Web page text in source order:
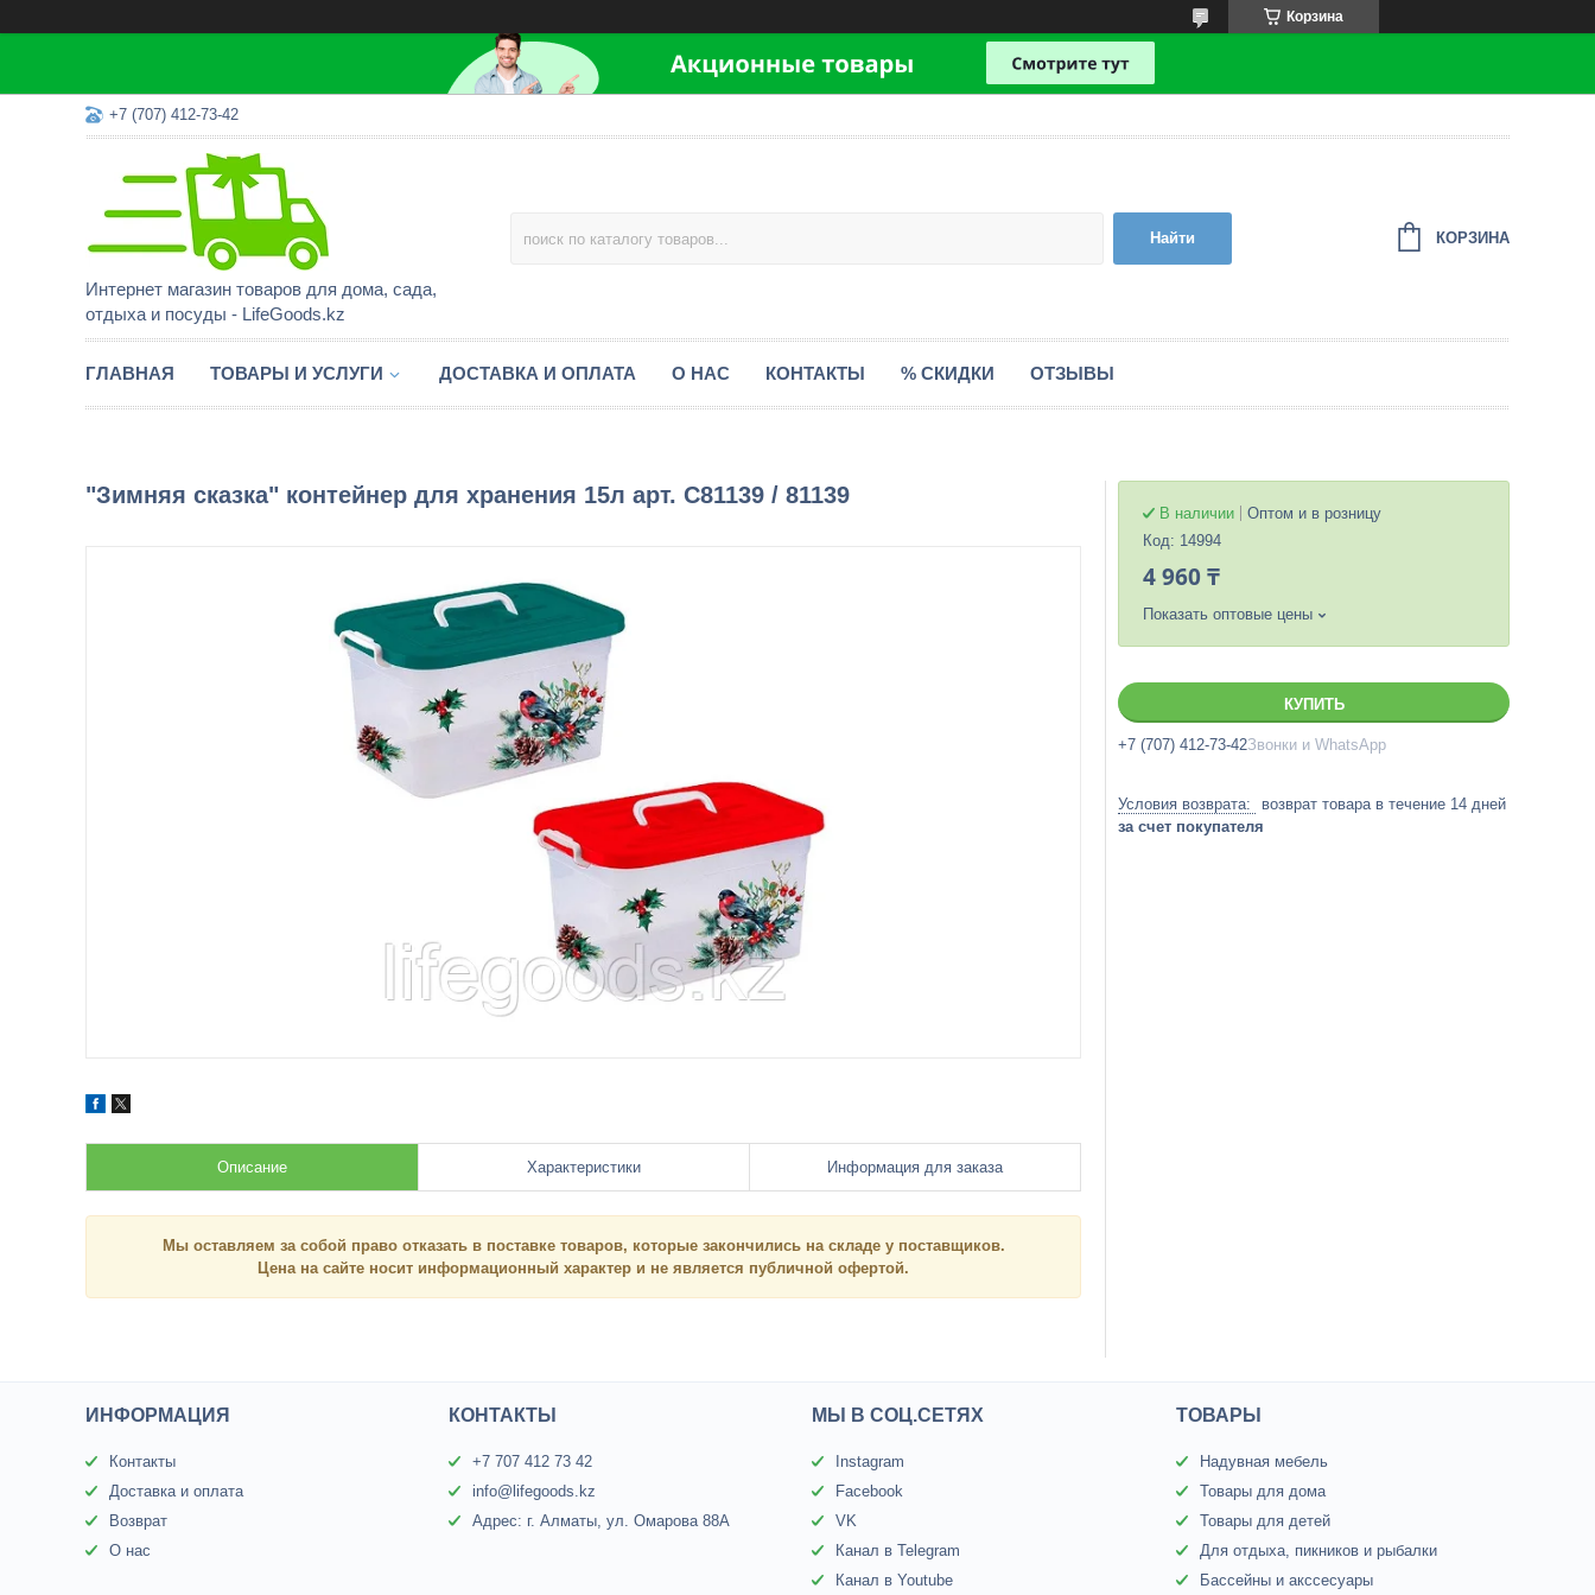
Корзина
+7 (707) 412-73-42
Интернет магазин товаров для дома, сада,
отдыха и посуды - LifeGoods.kz
Найти КОРЗИНА
ГЛАВНАЯ ТОВАРЫ И УСЛУГИ ДОСТАВКА И ОПЛАТА О НАС КОНТАКТЫ % СКИДКИ ОТЗЫВЫ
"Зимняя сказка" контейнер для хранения 15л арт. С81139 / 81139
Описание Характеристики Информация для заказа
Мы оставляем за собой право отказать в поставке товаров, которые закончились на складе у поставщиков.
Цена на сайте носит информационный характер и не является публичной офертой.
В наличии
Оптом и в розницу
Код: 14994
4 960 ₸
Показать оптовые цены
КУПИТЬ
+7 (707) 412-73-42Звонки и WhatsApp
возврат товара в течение 14 дней
за счет покупателя
ИНФОРМАЦИЯ
Контакты
Доставка и оплата
Возврат
О нас
КОНТАКТЫ
+7 707 412 73 42
info@lifegoods.kz
Адрес: г. Алматы, ул. Омарова 88А
МЫ В СОЦ.СЕТЯХ
Instagram
Facebook
VK
Канал в Telegram
Канал в Youtube
ТОВАРЫ
Надувная мебель
Товары для дома
Товары для детей
Для отдыха, пикников и рыбалки
Бассейны и акссесуары